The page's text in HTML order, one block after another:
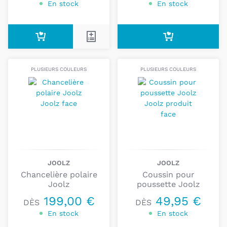
reforestation et à la lutte contre le changement
En cas de doute ou de question, contactez-nous
nous serons ravis de vous apporter notre expertise
En stock En stock
PLUSIEURS COULEURS
JOOLZ
Chancelière polaire
Joolz
DÈS 199,00 €
En stock
PLUSIEURS COULEURS
JOOLZ
Coussin pour
poussette Joolz
DÈS 49,95 €
En stock